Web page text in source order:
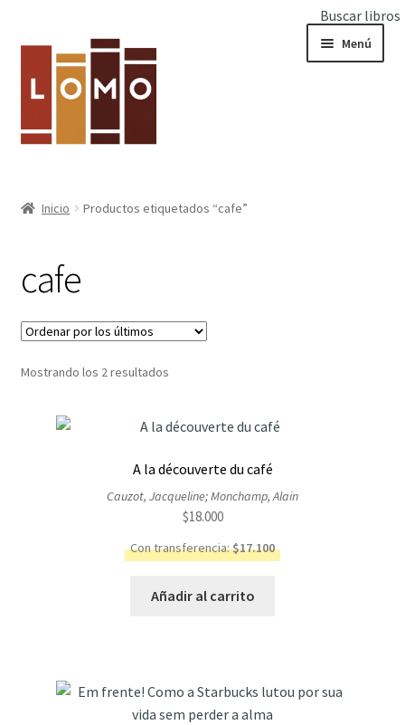
Buscar libros
la
navegación
contenido
Menú
Inicio Productos etiquetados “cafe”
cafe
Mostrando los 2 resultadosOrdenado
últimos
A la découverte du café
Cauzot, Jacqueline; Monchamp, Alain
$18.000
Con transferencia:$17.100
Añadir al carrito